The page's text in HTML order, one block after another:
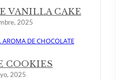
VANILLA CAKE
2025
COOKIES
2025